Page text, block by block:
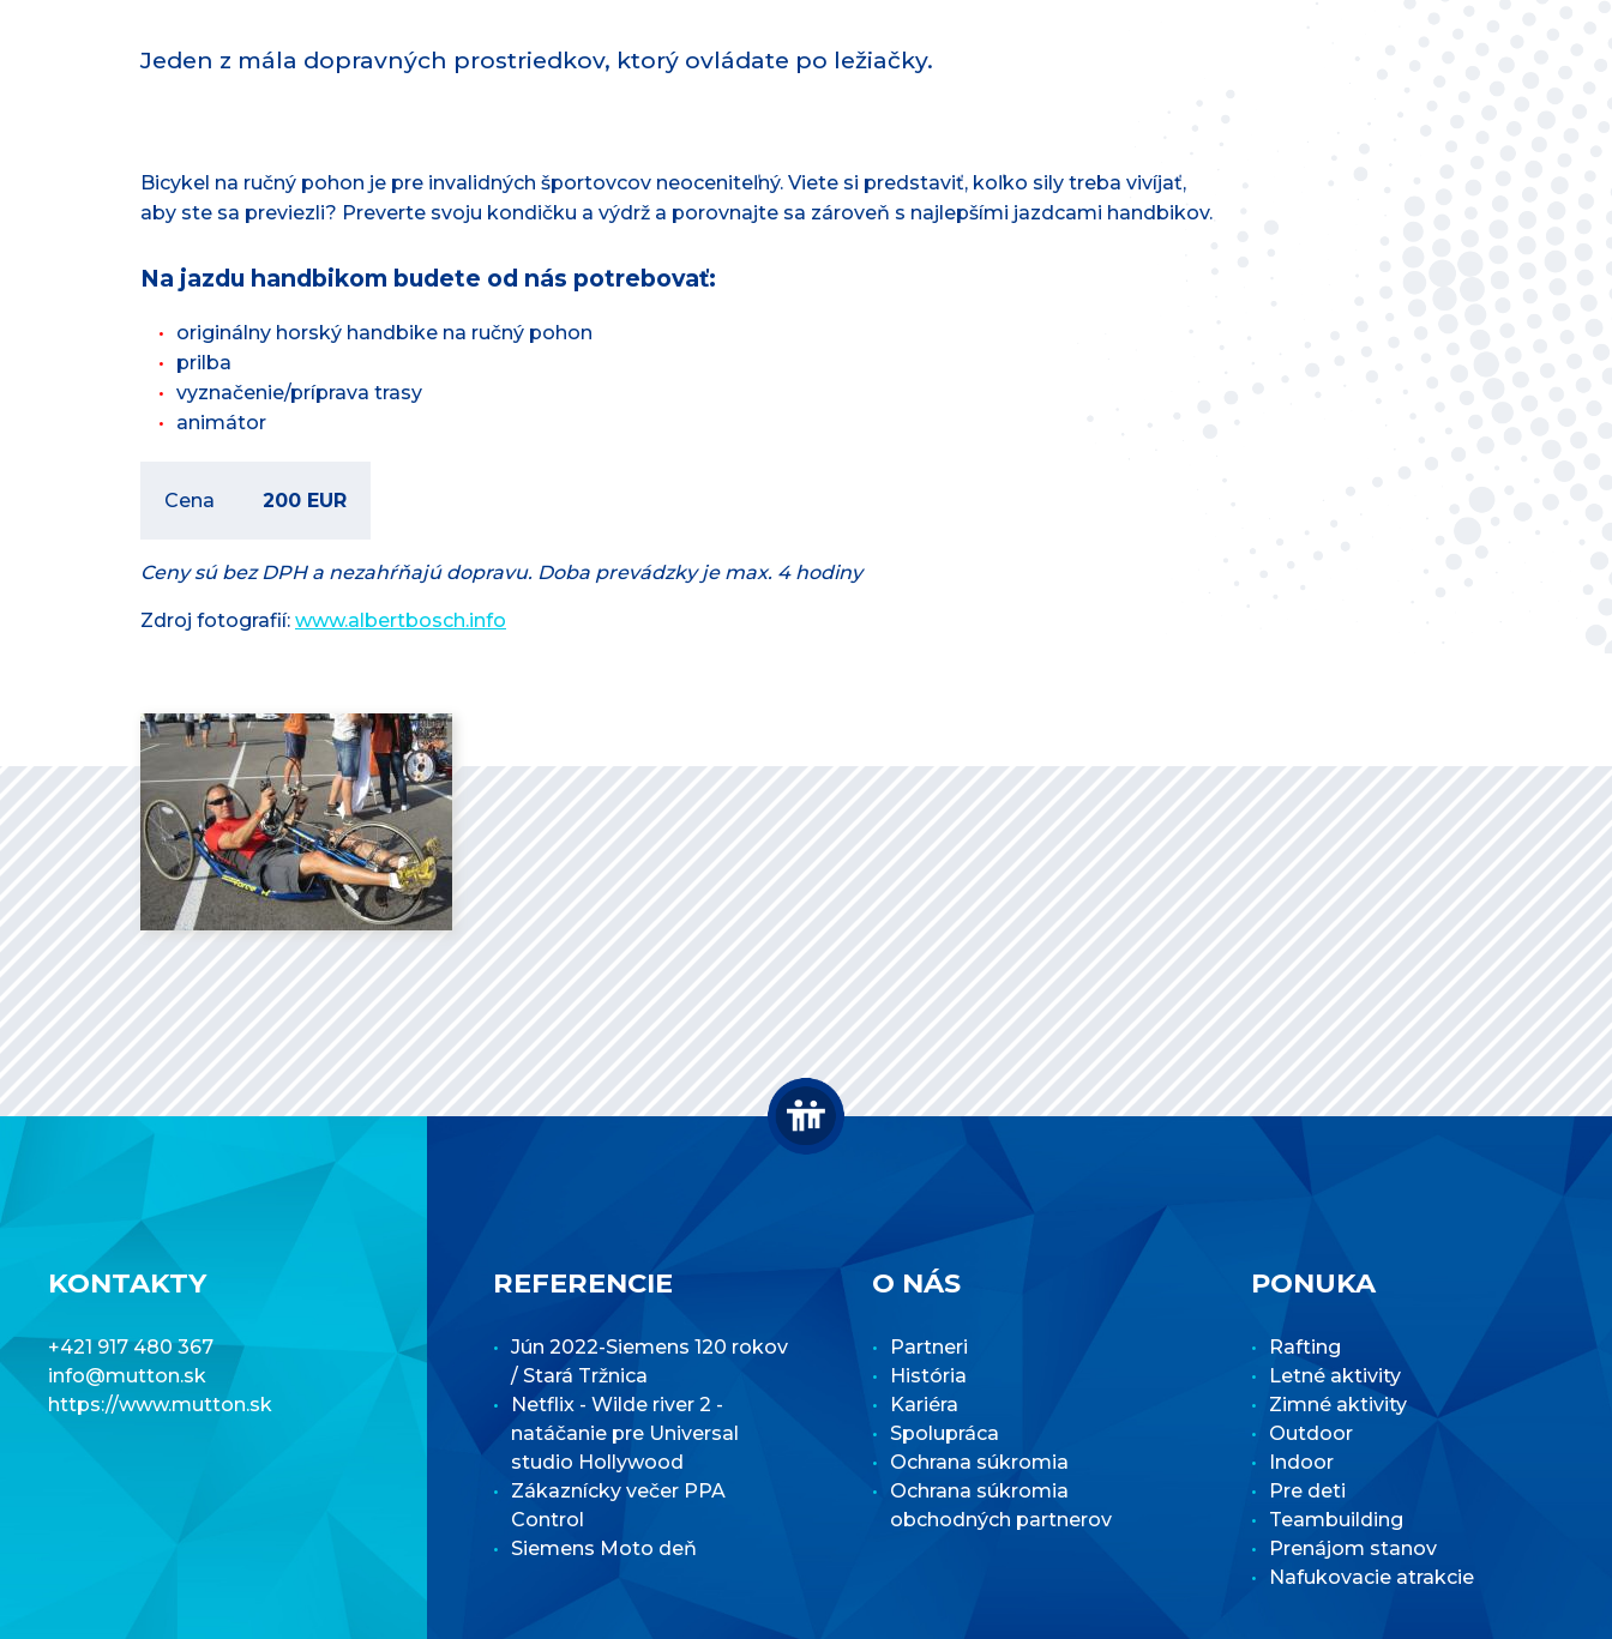
Jeden z mála dopravných prostriedkov, ktorý ovládate po ležiačky.
Bicykel na ručný pohon je pre invalidných športovcov neoceniteľný. Viete si predstaviť, koľko sily treba vivíjať,
aby ste sa previezli? Preverte svoju kondičku a výdrž a porovnajte sa zároveň s najlepšími jazdcami handbikov.
Na jazdu handbikom budete od nás potrebovať:
originálny horský handbike na ručný pohon
prilba
vyznačenie/príprava trasy
animátor
Cena 200 EUR
Ceny sú bez DPH a nezahŕňajú dopravu. Doba prevádzky je max. 4 hodiny
Zdroj fotografií: www.albertbosch.info
KONTAKTY
+421 917 480 367
info@mutton.sk
https://www.mutton.sk
REFERENCIE
Jún 2022-Siemens 120 rokov
/ Stará Tržnica
Netflix - Wilde river 2 -
natáčanie pre Universal
studio Hollywood
Zákaznícky večer PPA
Control
Siemens Moto deň
O NÁS
Partneri
História
Kariéra
Spolupráca
Ochrana súkromia
Ochrana súkromia
obchodných partnerov
PONUKA
Rafting
Letné aktivity
Zimné aktivity
Outdoor
Indoor
Pre deti
Teambuilding
Prenájom stanov
Nafukovacie atrakcie